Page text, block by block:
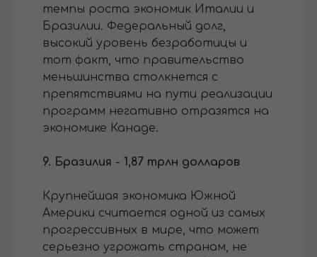
темпы роста экономик Италии и
Бразилии. Федеральный долг,
высокий уровень безработицы и
тот факт, что правительство
меньшинства столкнется с
препятствиями на пути реализации
программ негативно отразятся на
экономике Канаде.
9. Бразилия - 1,87 трлн долларов
Крупнейшая экономика Южной
Америки считается одной из самых
прогрессивных в мире, что может
серьезно угрожать странам, не